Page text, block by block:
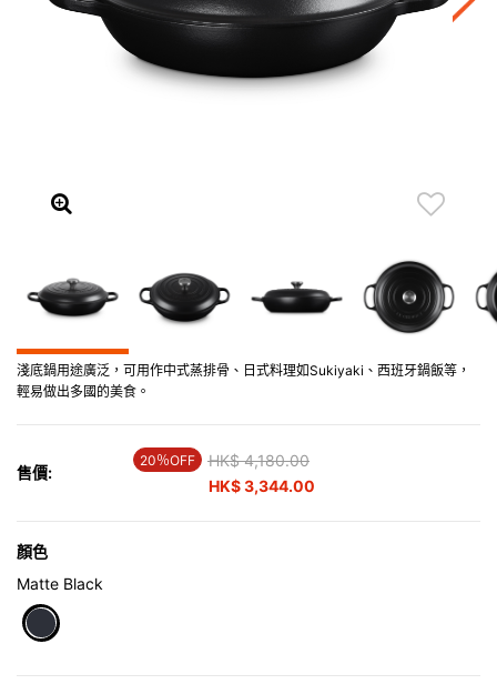
淺底鍋用途廣泛，可用作中式蒸排骨、日式料理如Sukiyaki、西班牙鍋飯等，
輕易做出多國的美食。
售價:
20％OFF Price reduced from
HK$ 4,180.00to
HK$ 3,344.00
顏色
Matte Black